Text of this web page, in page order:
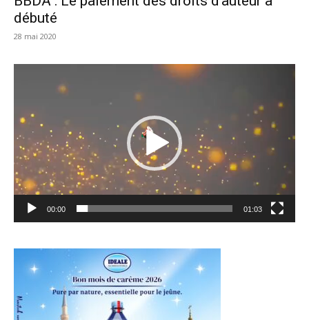
débuté
28 mai 2020
00:00 01:03